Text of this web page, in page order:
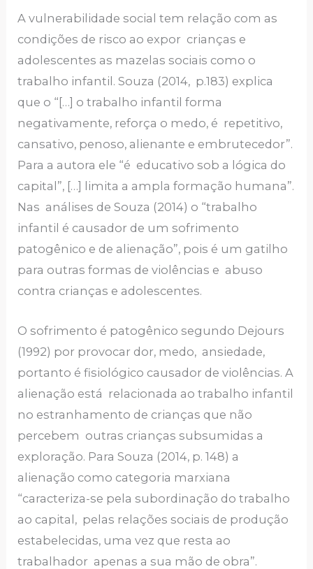
A vulnerabilidade social tem relação com as
condições de risco ao expor crianças e
adolescentes as mazelas sociais como o
trabalho infantil. Souza (2014, p.183) explica
que o “[…] o trabalho infantil forma
negativamente, reforça o medo, é repetitivo,
cansativo, penoso, alienante e embrutecedor”.
Para a autora ele “é educativo sob a lógica do
capital”, […] limita a ampla formação humana”.
Nas análises de Souza (2014) o “trabalho
infantil é causador de um sofrimento
patogênico e de alienação”, pois é um gatilho
para outras formas de violências e abuso
contra crianças e adolescentes.
O sofrimento é patogênico segundo Dejours
(1992) por provocar dor, medo, ansiedade,
portanto é fisiológico causador de violências. A
alienação está relacionada ao trabalho infantil
no estranhamento de crianças que não
percebem outras crianças subsumidas a
exploração. Para Souza (2014, p. 148) a
alienação como categoria marxiana
“caracteriza-se pela subordinação do trabalho
ao capital, pelas relações sociais de produção
estabelecidas, uma vez que resta ao
trabalhador apenas a sua mão de obra”.